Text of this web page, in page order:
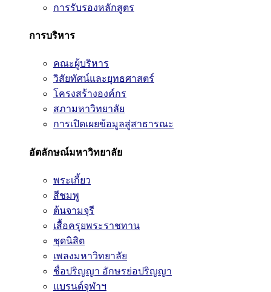
การรับรองหลักสูตร
การบริหาร
คณะผู้บริหาร
วิสัยทัศน์และยุทธศาสตร์
โครงสร้างองค์กร
สภามหาวิทยาลัย
การเปิดเผยข้อมูลสู่สาธารณะ
อัตลักษณ์มหาวิทยาลัย
พระเกี้ยว
สีชมพู
ต้นจามจุรี
เสื้อครุยพระราชทาน
ชุดนิสิต
เพลงมหาวิทยาลัย
ชื่อปริญญา อักษรย่อปริญญา
แบรนด์จุฬาฯ